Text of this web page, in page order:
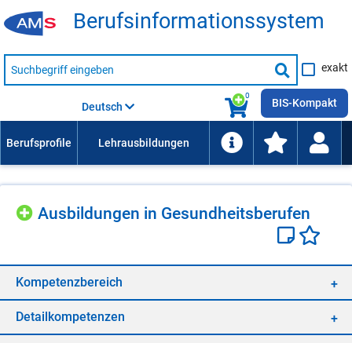
Be­rufs­in­for­ma­ti­ons­sys­tem
Suche
nach
Suche
starten
exakt
0
Deutsch BIS-Kompakt
Aus­bil­dun­gen in Ge­sund­heits­be­ru­fen
Kom­pe­tenz­be­reich
De­tail­kom­pe­ten­zen